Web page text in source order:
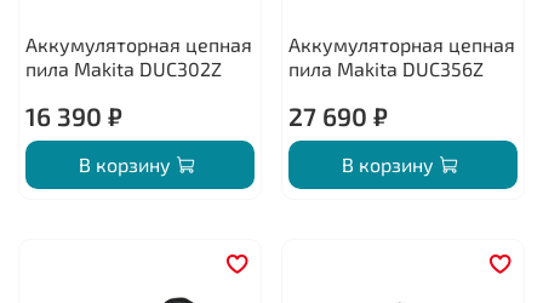
Аккумуляторная цепная
пила Makita DUC302Z
16 390 ₽
В корзину
Аккумуляторная цепная
пила Makita DUC356Z
27 690 ₽
В корзину